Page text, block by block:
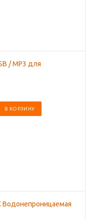
/ MP3 для
В КОРЗИНУ
Водонепроницаемая